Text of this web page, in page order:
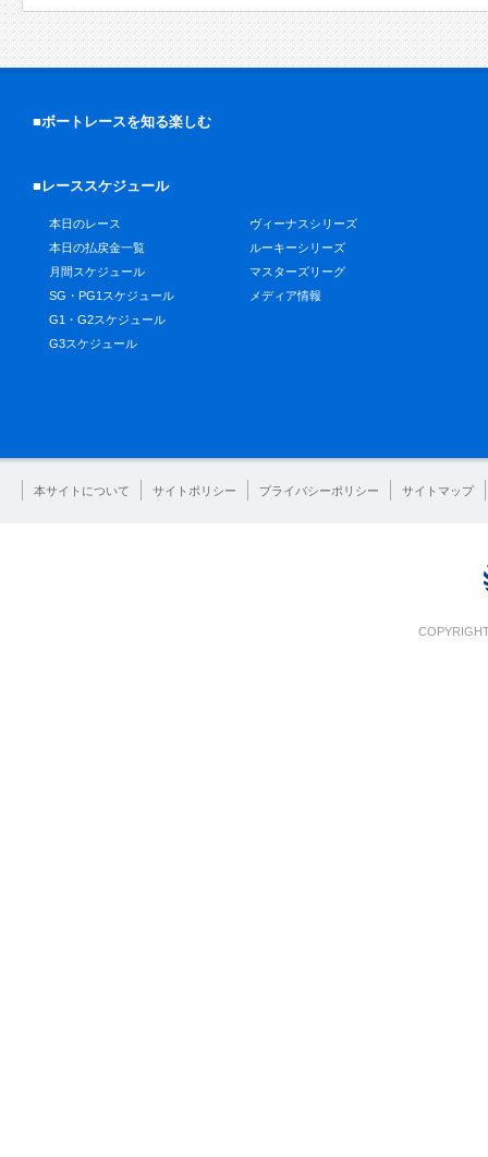
■ボートレースを知る楽しむ
■レーススケジュール
本日のレース
本日の払戻金一覧
月間スケジュール
SG・PG1スケジュール
G1・G2スケジュール
G3スケジュール
ヴィーナスシリーズ
ルーキーシリーズ
マスターズリーグ
メディア情報
本サイトについて サイトポリシー プライバシーポリシー サイトマップ